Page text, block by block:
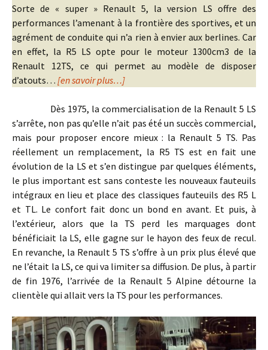
Sorte de « super » Renault 5, la version LS offre des
performances l’amenant à la frontière des sportives, et un
agrément de conduite qui n’a rien à envier aux berlines. Car
en effet, la R5 LS opte pour le moteur 1300cm3 de la
Renault 12TS, ce qui permet au modèle de disposer
d’atouts… [en savoir plus…]
Dès 1975, la commercialisation de la Renault 5 LS
s’arrête, non pas qu’elle n’ait pas été un succès commercial,
mais pour proposer encore mieux : la Renault 5 TS. Pas
réellement un remplacement, la R5 TS est en fait une
évolution de la LS et s’en distingue par quelques éléments,
le plus important est sans conteste les nouveaux fauteuils
intégraux en lieu et place des classiques fauteuils des R5 L
et TL. Le confort fait donc un bond en avant. Et puis, à
l’extérieur, alors que la TS perd les marquages dont
bénéficiait la LS, elle gagne sur le hayon des feux de recul.
En revanche, la Renault 5 TS s’offre à un prix plus élevé que
ne l’était la LS, ce qui va limiter sa diffusion. De plus, à partir
de fin 1976, l’arrivée de la Renault 5 Alpine détourne la
clientèle qui allait vers la TS pour les performances.